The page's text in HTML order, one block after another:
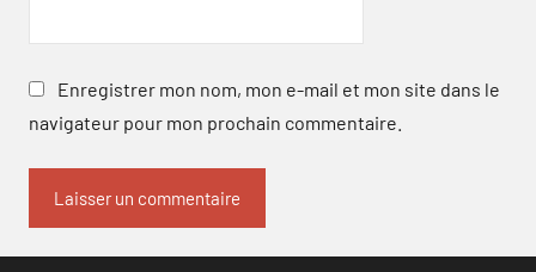
Enregistrer mon nom, mon e-mail et mon site dans le
navigateur pour mon prochain commentaire.